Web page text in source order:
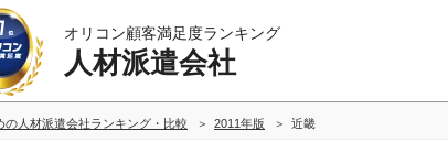
オリコン顧客満足度ランキング
人材派遣会社
の人材派遣会社ランキング・比較 2011年版 近畿